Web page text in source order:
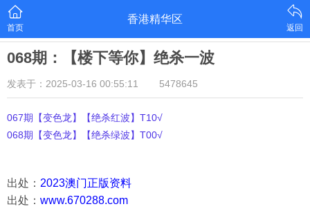
首页
香港精华区
返回
068期：【楼下等你】绝杀一波
发表于：2025-03-16 00:55:11 5478645
067期【变色龙】【绝杀红波】T10√
068期【变色龙】【绝杀绿波】T00√
出处： 2023澳门正版资料
出处： www.670288.com